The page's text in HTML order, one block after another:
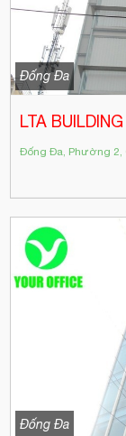
Đống Đa
LTA BUILDING
Đống Đa, Phường 2,
Đống Đa